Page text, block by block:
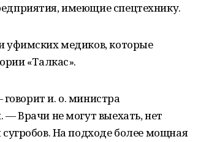
имеющие спецтехнику.
уфимских медиков, которые
«Талкас».
и. о. министра
Врачи не могут выехать, нет
На подходе более мощная